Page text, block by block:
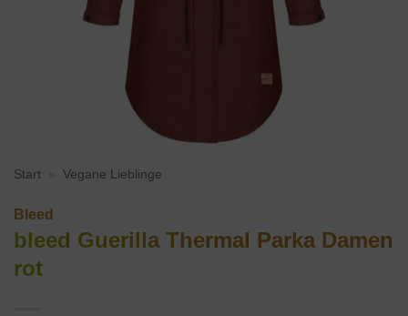
Start Vegane Lieblinge
Bleed
bleed Guerilla Thermal Parka Damen
rot